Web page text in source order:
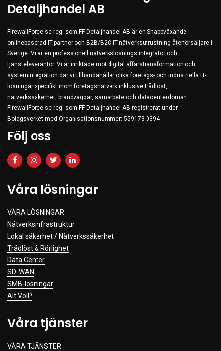
Detaljhandel AB
FirewallForce.se reg. som FF Detaljhandel AB är en Snabbväxande
onlinebaserad IT-partner och B2B/B2C IT-nätverksutrustning återförsäljare i
Sverige. Vi är en professionell nätverkslösnings integratör och
tjänsteleverantör. Vi är inriktade mot digital affärstransformation och
systemintegration där vi tillhandahåller olika företags- och industriella IT-
lösningar specifikt inom företagsnätverk inklusive trådlöst,
nätverkssäkerhet, brandväggar, samarbete och datacenterdomän.
FirewallForce.se reg. som FF Detaljhandel AB registrerat under
Bolagsverket med Organisationsnummer: 559173-0394
Följ oss
Våra lösningar
VÅRA LÖSNINGAR
Nätverksinfrastruktur
Lokal säkerhet / Nätverkssäkerhet
Trådlöst & Rörlighet
Data Center
SD-WAN
SMB-lösningar
Alt VoIP
Våra tjänster
VÅRA TJÄNSTER